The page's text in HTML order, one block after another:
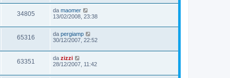
34805 da maomer
13/02/2008, 23:38
65316 da pergiamp
30/12/2007, 22:52
63351 da zizzi
28/12/2007, 11:42